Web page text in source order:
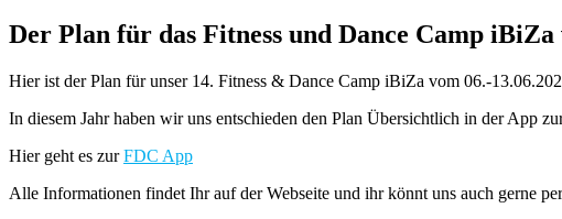
Der Plan für das Fitness und Dance Camp iBiZa
Hier ist der Plan für unser 14. Fitness & Dance Camp iBiZa vom 06.-
In diesem Jahr haben wir uns entschieden den Plan Übersichtlich in der App
Hier geht es zurFDC App
Alle Informationen findet Ihr auf der Webseite und ihr könnt uns auch gerne